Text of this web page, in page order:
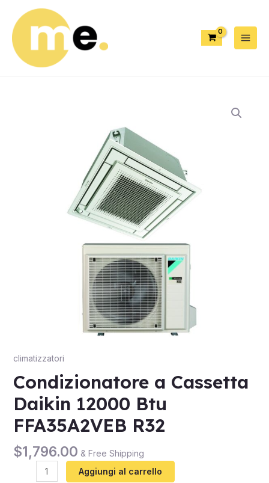
climatizzatori
Condizionatore a Cassetta
Daikin 12000 Btu
FFA35A2VEB R32
$1,796.00 & Free Shipping
Aggiungi al carrello